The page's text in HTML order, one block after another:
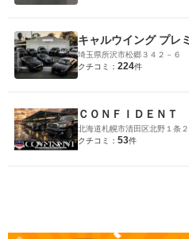
キャルウイング プレ
埼玉県所沢市松郷３４２－６
クチコミ： 224件
ＣＯＮＦＩＤＥＮＴ
北海道札幌市清田区北野１条
クチコミ： 53件